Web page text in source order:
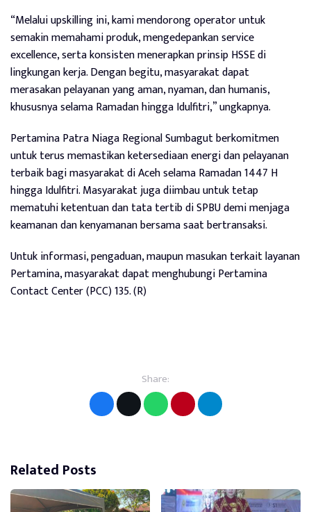
“Melalui upskilling ini, kami mendorong operator untuk
semakin memahami produk, mengedepankan service
excellence, serta konsisten menerapkan prinsip HSSE di
lingkungan kerja. Dengan begitu, masyarakat dapat
merasakan pelayanan yang aman, nyaman, dan humanis,
khususnya selama Ramadan hingga Idulfitri,” ungkapnya.
Pertamina Patra Niaga Regional Sumbagut berkomitmen
untuk terus memastikan ketersediaan energi dan pelayanan
terbaik bagi masyarakat di Aceh selama Ramadan 1447 H
hingga Idulfitri. Masyarakat juga diimbau untuk tetap
mematuhi ketentuan dan tata tertib di SPBU demi menjaga
keamanan dan kenyamanan bersama saat bertransaksi.
Untuk informasi, pengaduan, maupun masukan terkait layanan
Pertamina, masyarakat dapat menghubungi Pertamina
Contact Center (PCC) 135. (R)
Share:
Related Posts